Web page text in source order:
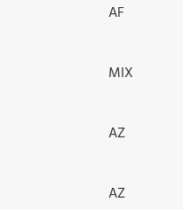
AF
MIX
AZ
AZ